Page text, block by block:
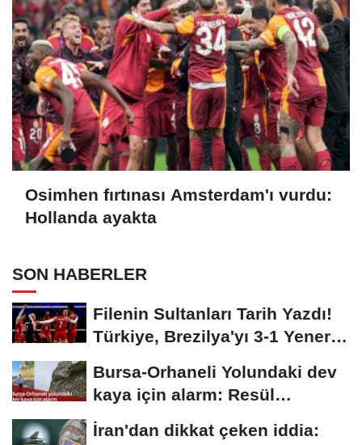
Osimhen fırtınası Amsterdam'ı vurdu:
Hollanda ayakta
SON HABERLER
Filenin Sultanları Tarih Yazdı!
Türkiye, Brezilya'yı 3-1 Yenerek
Bursa-Orhaneli Yolundaki dev
kaya için alarm: Resül
Kaplan'dan yetkililere...
İran'dan dikkat çeken iddia: